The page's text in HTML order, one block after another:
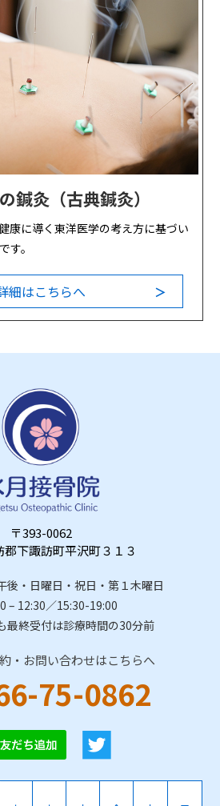
鍼灸（古典鍼灸）
康に導く東洋医学の考え方に基づい
す。
細はこちらへ ＞
〒393-0062
郡下諏訪町平沢町３１３
・日曜日・祝日・第１木曜日
– 12:30／15:30-19:00
最終受付は診療時間の30分前
・お問い合わせはこちらへ
75-0862